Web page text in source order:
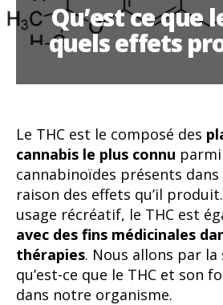
Qu’est ce que
quels effets
Le THC est le composé des
cannabis le plus connu
cannabinoïdes présents dans
raison des effets qu’il
usage récréatif, le THC est
avec des fins médicinales
thérapies. Nous allons par
qu’est-ce que le THC et son
dans notre organisme.